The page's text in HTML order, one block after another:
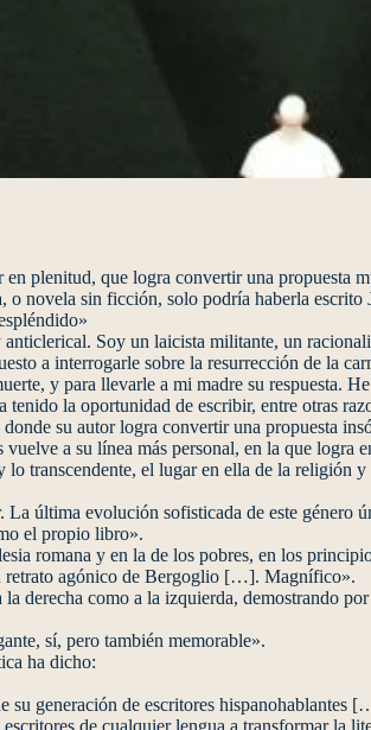
plenitud, que logra convertir una propuesta
novela sin ficción, solo podría haberla escrito
Soy un laicista militante, un
a interrogarle sobre la resurrección de la
y para llevarle a mi madre su respuesta.
la oportunidad de escribir, entre otras
su autor logra convertir una propuesta
a su línea más personal, en la que logra
transcendente, el lugar en ella de la religión
última evolución sofisticada de este género
el propio libro».
romana y en la de los pobres, en los
retrato agónico de Bergoglio […]. Magnífico».
derecha como a la izquierda, demostrando
sí, pero también memorable».
ha dicho:
generación de escritores hispanohablantes
de cualquier lengua a transformar la